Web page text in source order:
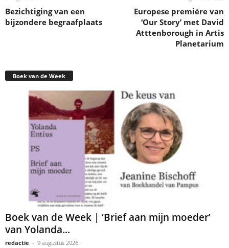
Bezichtiging van een
bijzondere begraafplaats
Europese première van
‘Our Story’ met David
Atttenborough in Artis
Planetarium
Boek van de Week
Boek van de Week | ‘Brief aan mijn moeder’
van Yolanda...
redactie - 9 augustus 2026